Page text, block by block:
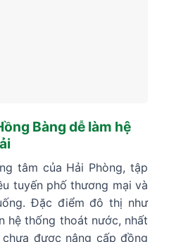
Bàng dễ làm hệ
tâm của Hải Phòng, tập
tuyến phố thương mại và
Đặc điểm đô thị như
hệ thống thoát nước, nhất
được nâng cấp đồng